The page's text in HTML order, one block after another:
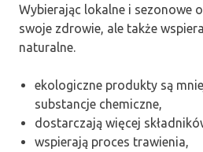
Wybierając lokalne i sezonowe
swoje zdrowie, ale także
naturalne.
ekologiczne produkty są
substancje chemiczne,
dostarczają więcej
wspierają proces trawienia,